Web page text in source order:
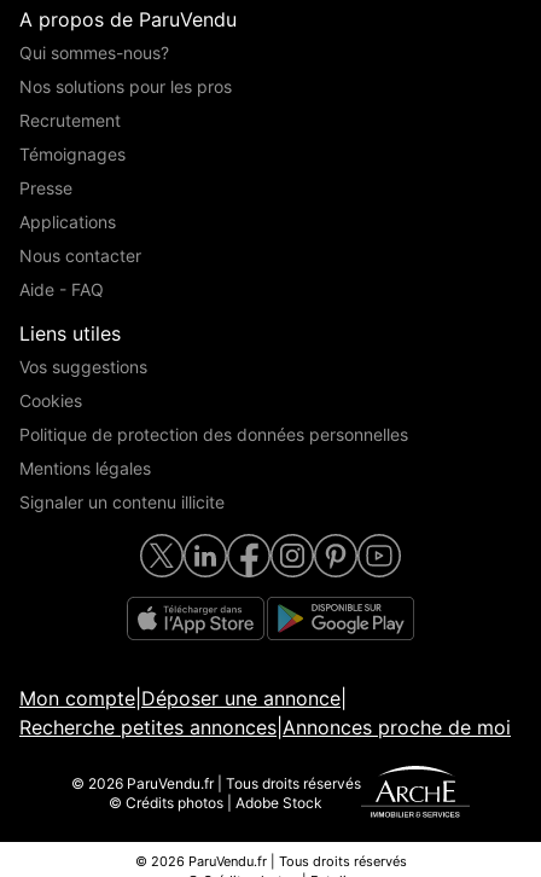
A propos de ParuVendu
Qui sommes-nous?
Nos solutions pour les pros
Recrutement
Témoignages
Presse
Applications
Nous contacter
Aide - FAQ
Liens utiles
Vos suggestions
Cookies
Politique de protection des données personnelles
Mentions légales
Signaler un contenu illicite
Mon compte Déposer une annonce
Recherche petites annonces Annonces proche de moi
© 2026 ParuVendu.fr | Tous droits réservés
© Crédits photos | Adobe Stock
© 2026 ParuVendu.fr | Tous droits réservés